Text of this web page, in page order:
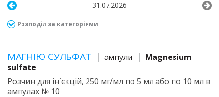
31.07.2026
Розподіл за категоріями
МАГНІЮ СУЛЬФАТ ампули
Magnesium
sulfate
Розчин для ін`єкцій, 250 мг/мл по 5 мл або по 10 мл в
ампулах № 10